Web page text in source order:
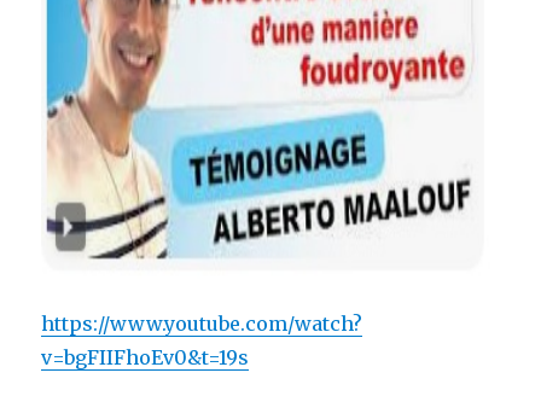
https://www.youtube.com/watch?
v=bgFIIFhoEv0&t=19s